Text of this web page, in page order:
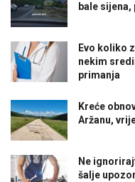
bale
Evo koliko
nekim
primanja
Kreće
Aržanu,
Ne
šalje